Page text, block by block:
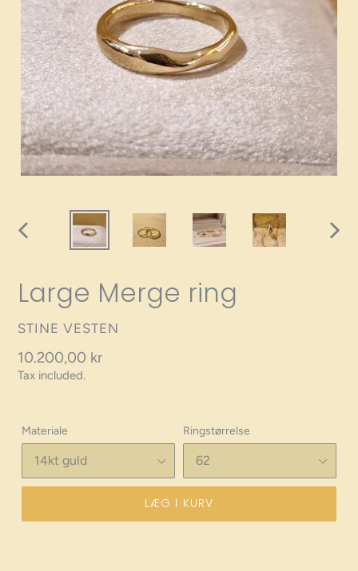
PREVIOUS
Large Merge ring
VENDOR
STINE VESTEN
Regular
price
10.200,00 kr
Tax included.
Materiale Ringstørrelse
LÆG I KURV